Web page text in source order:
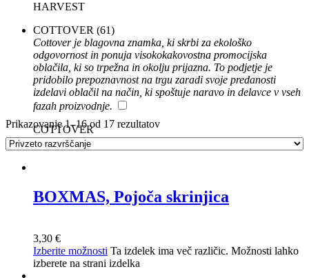
HARVEST
COTTOVER (61)
Cottover je blagovna znamka, ki skrbi za ekološko
odgovornost in ponuja visokokakovostna promocijska
oblačila, ki so trpežna in okolju prijazna. To podjetje je
pridobilo prepoznavnost na trgu zaradi svoje predanosti
izdelavi oblačil na način, ki spoštuje naravo in delavce v vseh
fazah proizvodnje.
COTTOVER
Prikazovanje 1–16 od 17 rezultatov
BOXMAS, Pojoča skrinjica
3,30 €
Izberite možnosti Ta izdelek ima več različic. Možnosti lahko
izberete na strani izdelka